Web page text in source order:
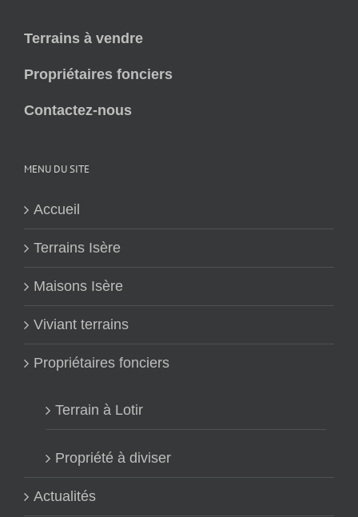
Terrains à vendre
Propriétaires fonciers
Contactez-nous
MENU DU SITE
Accueil
Terrains Isère
Maisons Isère
Viviant terrains
Propriétaires fonciers
Terrain à Lotir
Propriété à diviser
Actualités